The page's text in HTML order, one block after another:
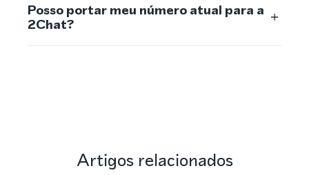
Posso portar meu número atual para a
2Chat?
Artigos relacionados